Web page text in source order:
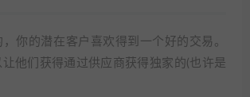
，你的潜在客户喜欢得到一个好的交易。
他们获得通过供应商获得独家的(也许是